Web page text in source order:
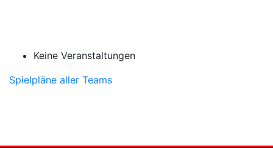
Keine Veranstaltungen
Spielpläne aller Teams